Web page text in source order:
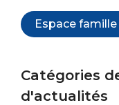
Espace famille
Catégories
d'actualités